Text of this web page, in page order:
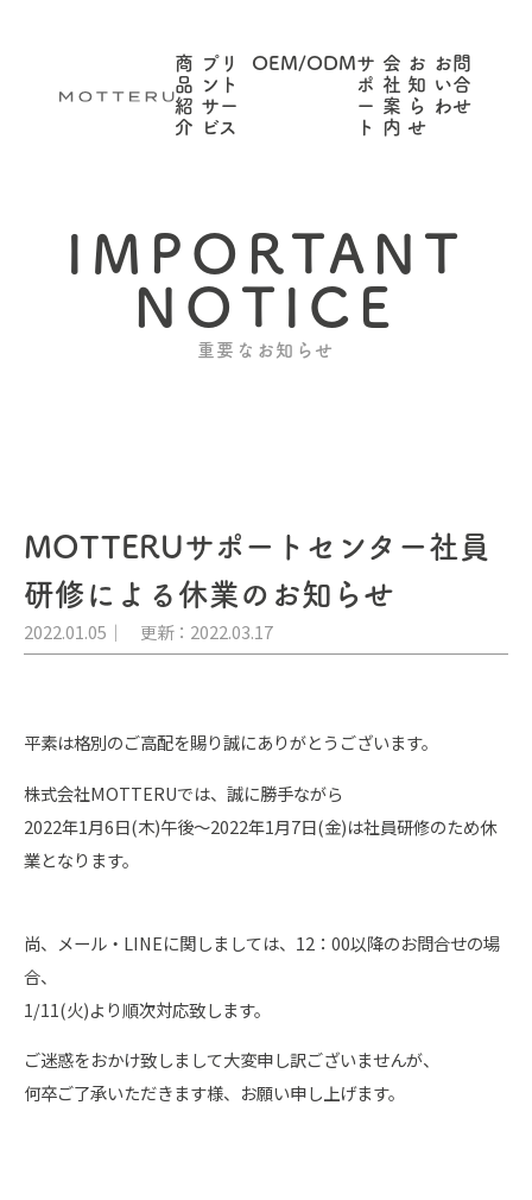
商
品
紹
介
プリ
ント
サー
ビス
OEM/ODMサ
ポ
ー
ト
会
社
案
内
お
知
ら
せ
お問
い合
わせ
IMPORTANT
NOTICE
重要なお知らせ
2022.01.05 更新：2022.03.17
MOTTERUサポートセンター社員
研修による休業のお知らせ
平素は格別のご高配を賜り誠にありがとうございます。
株式会社MOTTERUでは、誠に勝手ながら
2022年1月6日(木)午後～2022年1月7日(金)は社員研修のため休
業となります。
尚、メール・LINEに関しましては、12：00以降のお問合せの場
合、
1/11(火)より順次対応致します。
ご迷惑をおかけ致しまして大変申し訳ございませんが、
何卒ご了承いただきます様、お願い申し上げます。